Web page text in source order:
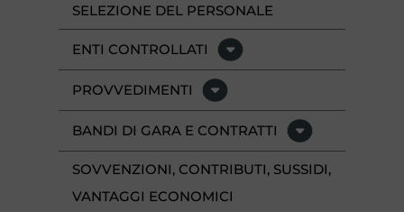
SELEZIONE DEL PERSONALE
ENTI CONTROLLATI
PROVVEDIMENTI
BANDI DI GARA E CONTRATTI
SOVVENZIONI, CONTRIBUTI, SUSSIDI,
VANTAGGI ECONOMICI